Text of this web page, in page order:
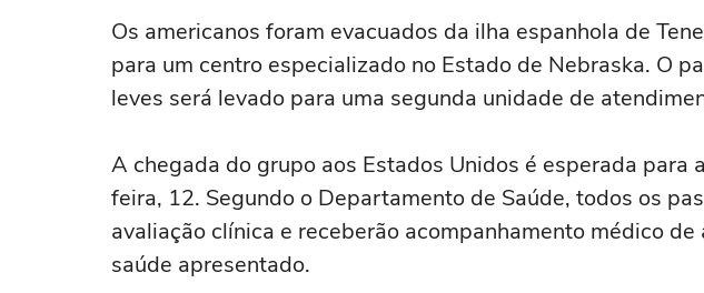
Os americanos foram evacuados da ilha espanhola de
para um centro especializado no Estado de Nebraska. O
leves será levado para uma segunda unidade de
A chegada do grupo aos Estados Unidos é esperada para
feira, 12. Segundo o Departamento de Saúde, todos os
avaliação clínica e receberão acompanhamento médico
saúde apresentado.